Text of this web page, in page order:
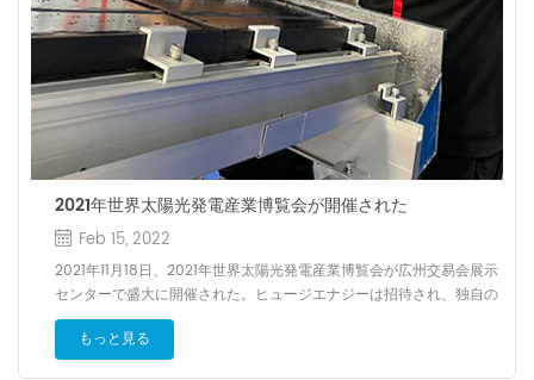
2021年世界太陽光発電産業博覧会が開催された
Feb 15, 2022
2021年11月18日、2021年世界太陽光発電産業博覧会が広州交易会展示
センターで盛大に開催された。ヒュージエナジーは招待され、独自の
BIPV防水太陽光発電システムを持って今回の展覧会に参加した。数百
社の太陽光発電企業と検討し、今回の博覧会でこのシステムは数え切
れない観客を引きつけ、「優れた太陽光架台企業」の称号を獲得し
もっと見る